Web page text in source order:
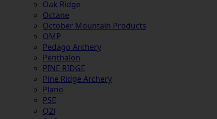
Oak Ridge
Octane
October Mountain Products
OMP
Pedago Archery
Penthalon
PINE RIDGE
Pine Ridge Archery
Plano
PSE
Q2i